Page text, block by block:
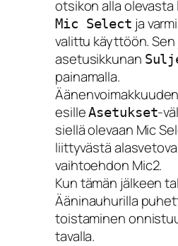
otsikon alla
Mic Select ja
valittu käyttöön.
asetusikkunan
painamalla.
esilleAsetukset-
siellä olevaan Mic
liittyvästä
vaihtoehdon Mic2.
Kun tämän jälkeen
Ääninauhurilla
toistaminen
tavalla.